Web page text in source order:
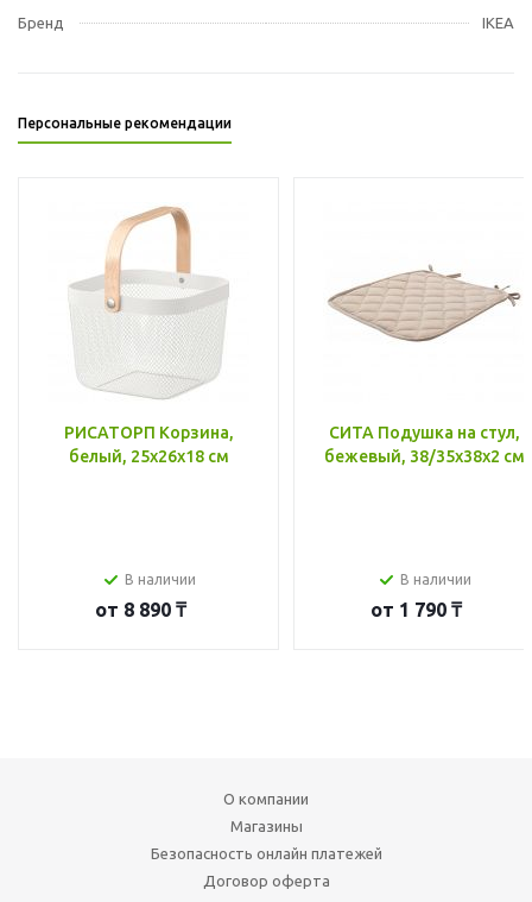
Бренд IKEA
Персональные рекомендации
РИСАТОРП Корзина,
белый, 25x26x18 см
В наличии
от 8 890 ₸
СИТА Подушка на стул,
бежевый, 38/35x38x2 см
В наличии
от 1 790 ₸
О компании
Магазины
Безопасность онлайн платежей
Договор оферта